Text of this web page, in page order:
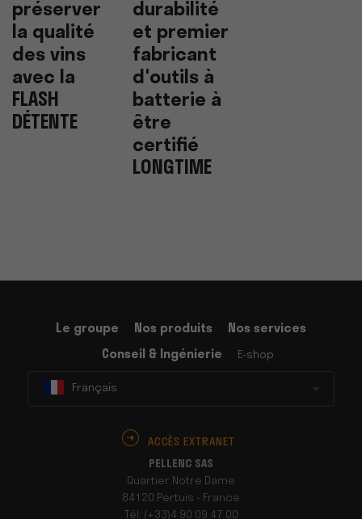
préserver
la qualité
des vins
avec la
FLASH
DÉTENTE
durabilité
et premier
fabricant
d'outils à
batterie à
être
certifié
LONGTIME
Le groupe Nos produits
Nos services
Conseil & Ingénierie
E-shop
Français
ACCÈS EXTRANET
PELLENC SAS
Quartier Notre Dame
84120 Pertuis - France
Tél: (+33)4 90 09 47 00